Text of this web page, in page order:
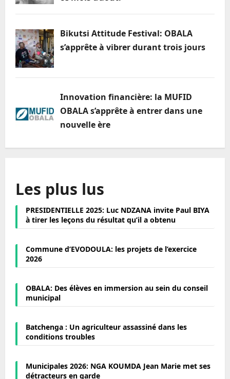
Bikutsi Attitude Festival: OBALA
s’apprête à vibrer durant trois jours
Innovation financière: la MUFID
OBALA s’apprête à entrer dans une
nouvelle ère
Les plus lus
PRESIDENTIELLE 2025: Luc NDZANA invite Paul BIYA
à tirer les leçons du résultat qu’il a obtenu
Commune d’EVODOULA: les projets de l’exercice
2026
OBALA: Des élèves en immersion au sein du conseil
municipal
Batchenga : Un agriculteur assassiné dans les
conditions troubles
Municipales 2026: NGA KOUMDA Jean Marie met ses
détracteurs en garde